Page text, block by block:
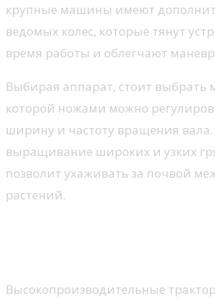
крупные машины имеют
ведомых колес, которые тянут
время работы и облегчают
Выбирая аппарат, стоит выбрать
которой ножами можно
ширину и частоту вращения вала.
выращивание широких и узких
позволит ухаживать за почвой
растений.
Высокопроизводительные